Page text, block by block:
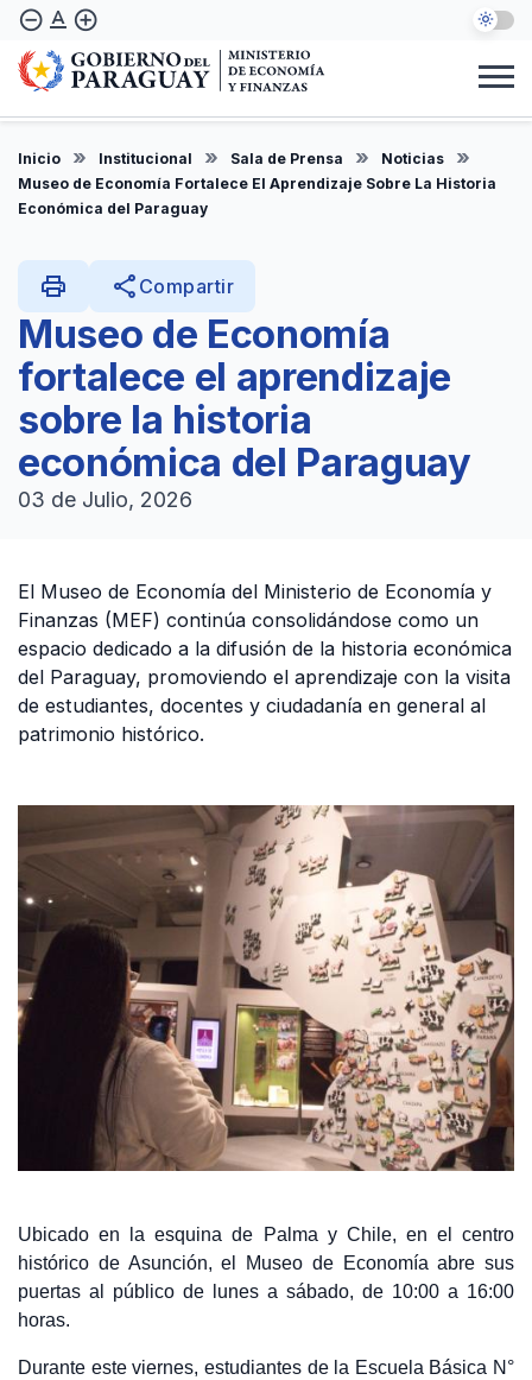
Pasar
contenido
principal
remove_circle_outline text_format add_circle_outline
ES
Inicio Institucional Sala de Prensa
Noticias
Museo de Economía Fortalece El Aprendizaje Sobre La Historia
Económica del Paraguay
Museo de Economía
fortalece el aprendizaje
sobre la historia
económica del Paraguay
03 de Julio, 2026
print share Compartir
El Museo de Economía del Ministerio de Economía y
Finanzas (MEF) continúa consolidándose como un
espacio dedicado a la difusión de la historia económica
del Paraguay, promoviendo el aprendizaje con la visita
de estudiantes, docentes y ciudadanía en general al
patrimonio histórico.
Ubicado en la esquina de Palma y Chile, en el centro
histórico de Asunción, el Museo de Economía abre sus
puertas al público de lunes a sábado, de 10:00 a 16:00
horas.
Durante este viernes, estudiantes de la Escuela Básica N°